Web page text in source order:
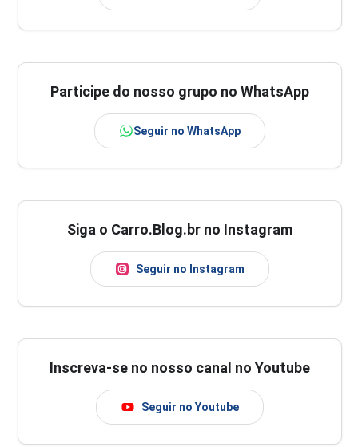
Participe do nosso grupo no WhatsApp
Seguir no WhatsApp
Siga o Carro.Blog.br no Instagram
Seguir no Instagram
Inscreva-se no nosso canal no Youtube
Seguir no Youtube